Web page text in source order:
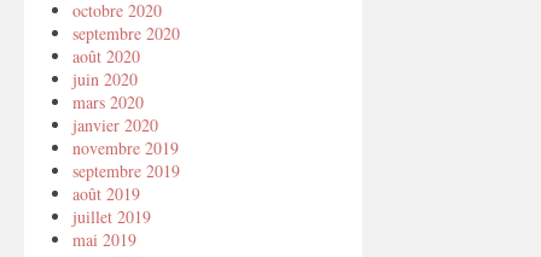
octobre 2020
septembre 2020
août 2020
juin 2020
mars 2020
janvier 2020
novembre 2019
septembre 2019
août 2019
juillet 2019
mai 2019